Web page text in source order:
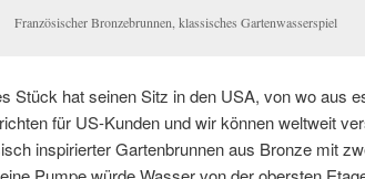
Französischer Bronzebrunnen, klassisches Gartenwasserspiel
Stück hat seinen Sitz in den USA, von wo aus
für US-Kunden und wir können weltweit
inspirierter Gartenbrunnen aus Bronze mit